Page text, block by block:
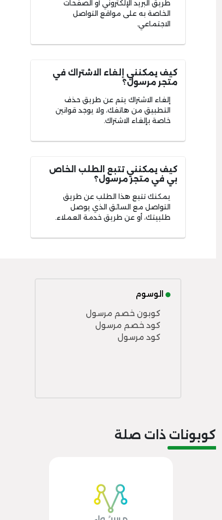
طريق البريد الإلكتروني أو الصفحات
الخاصة به على مواقع التواصل
الاجتماعي.
كيف يمكنني إلغاء الاشتراك في
متجر مرسول؟
إلغاء الاشتراك يتم عن طريق حذف
التطبيق من هاتفك، ولا يوجد قوانين
خاصة بإلغاء الاشتراك.
كيف يمكنني تتبع الطلب الخاص
بي في متجر مرسول؟
يمكنك تتبع هذا الطلب عن طريق
التواصل مع السائق الذي يوصل
طلبيتك، أو عن طريق خدمة العملاء.
الوسوم
كوبون خصم مرسول
كود خصم مرسول
كود مرسول
كوبونات ذات صلة